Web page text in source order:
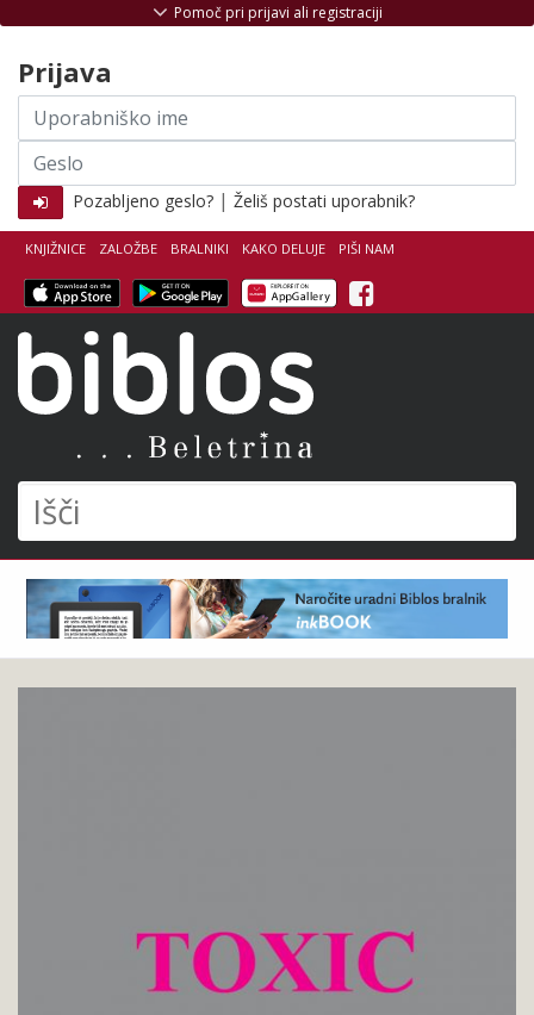
Išči
KNJIŽNICE ZALOŽBE BRALNIKI KAKO DELUJE PIŠI NAM
Facebook
Pomoč pri prijavi ali registraciji
Prijava
Uporabniško
ime
Geslo
Pozabljeno geslo? | Želiš postati uporabnik?
Eva